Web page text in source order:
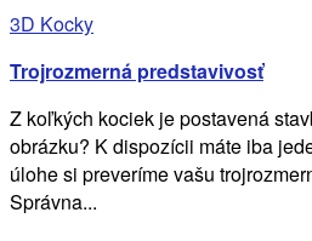
3D Kocky
Trojrozmerná predstavivosť
Z koľkých kociek je postavená
obrázku? K dispozícii máte iba
úlohe si preveríme vašu
Správna...